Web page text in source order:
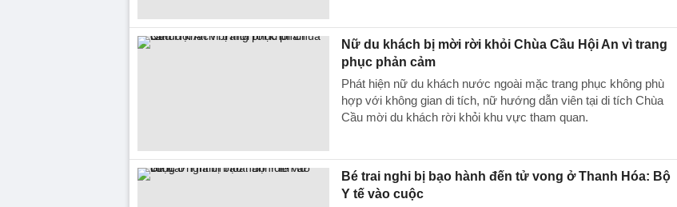
Nữ du khách bị mời rời khỏi Chùa Cầu Hội An vì trang
phục phản cảm
Phát hiện nữ du khách nước ngoài mặc trang phục không phù
hợp với không gian di tích, nữ hướng dẫn viên tại di tích Chùa
Cầu mời du khách rời khỏi khu vực tham quan.
Bé trai nghi bị bạo hành đến tử vong ở Thanh Hóa: Bộ
Y tế vào cuộc